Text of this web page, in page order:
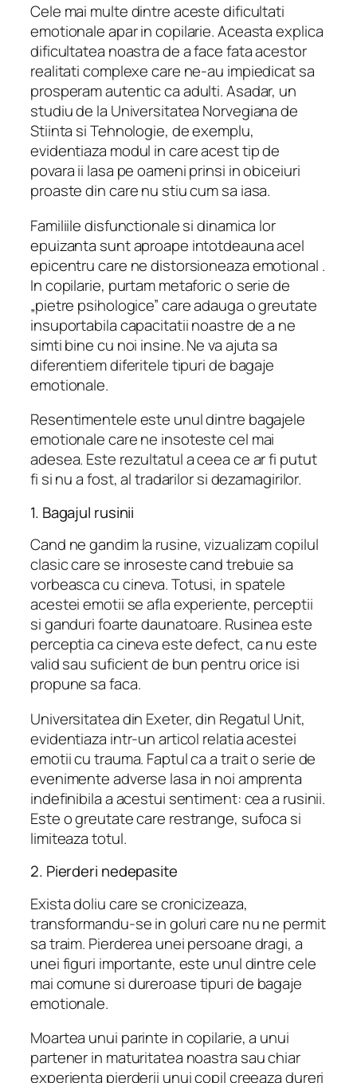
Cele mai multe dintre aceste dificultati
emotionale apar in copilarie. Aceasta explica
dificultatea noastra de a face fata acestor
realitati complexe care ne-au impiedicat sa
prosperam autentic ca adulti. Asadar, un
studiu de la Universitatea Norvegiana de
Stiinta si Tehnologie, de exemplu,
evidentiaza modul in care acest tip de
povara ii lasa pe oameni prinsi in obiceiuri
proaste din care nu stiu cum sa iasa.
Familiile disfunctionale si dinamica lor
epuizanta sunt aproape intotdeauna acel
epicentru care ne distorsioneaza emotional .
In copilarie, purtam metaforic o serie de
„pietre psihologice” care adauga o greutate
insuportabila capacitatii noastre de a ne
simti bine cu noi insine. Ne va ajuta sa
diferentiem diferitele tipuri de bagaje
emotionale.
Resentimentele este unul dintre bagajele
emotionale care ne insoteste cel mai
adesea. Este rezultatul a ceea ce ar fi putut
fi si nu a fost, al tradarilor si dezamagirilor.
1. Bagajul rusinii
Cand ne gandim la rusine, vizualizam copilul
clasic care se inroseste cand trebuie sa
vorbeasca cu cineva. Totusi, in spatele
acestei emotii se afla experiente, perceptii
si ganduri foarte daunatoare. Rusinea este
perceptia ca cineva este defect, ca nu este
valid sau suficient de bun pentru orice isi
propune sa faca.
Universitatea din Exeter, din Regatul Unit,
evidentiaza intr-un articol relatia acestei
emotii cu trauma. Faptul ca a trait o serie de
evenimente adverse lasa in noi amprenta
indefinibila a acestui sentiment: cea a rusinii.
Este o greutate care restrange, sufoca si
limiteaza totul.
2. Pierderi nedepasite
Exista doliu care se cronicizeaza,
transformandu-se in goluri care nu ne permit
sa traim. Pierderea unei persoane dragi, a
unei figuri importante, este unul dintre cele
mai comune si dureroase tipuri de bagaje
emotionale.
Moartea unui parinte in copilarie, a unui
partener in maturitatea noastra sau chiar
experienta pierderii unui copil creeaza dureri